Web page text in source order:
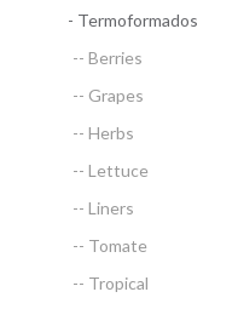
- Termoformados
-- Berries
-- Grapes
-- Herbs
-- Lettuce
-- Liners
-- Tomate
-- Tropical